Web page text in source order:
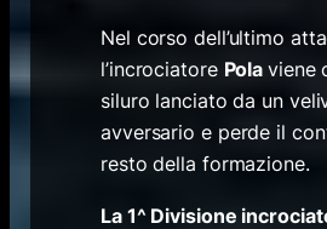
Nel corso dell’ultimo
l’incrociatore Pola viene
siluro lanciato da un
avversario e perde il
resto della formazione.
La 1^ Divisione